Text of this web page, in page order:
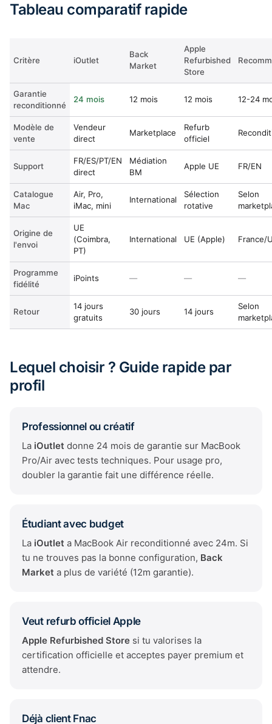
Tableau comparatif rapide
Critère iOutlet
Back
Market
Apple
Refurbished
Store
Garantie
reconditionné
24 mois 12 mois 12 mois 12-24
Modèle de
vente
Vendeur
direct
Marketplace
Refurb
officiel
Support
FR/ES/PT/EN
direct
Médiation
BM
Apple UE FR/EN
Catalogue
Mac
Air, Pro,
iMac, mini
International
Sélection
rotative
Selon
Origine de
l'envoi
UE
(Coimbra,
PT)
International UE (Apple) France/
Programme
fidélité
iPoints — — —
Retour
14 jours
gratuits
30 jours 14 jours
Selon
Lequel choisir ? Guide rapide par
profil
Professionnel ou créatif
La iOutlet donne 24 mois de garantie sur MacBook
Pro/Air avec tests techniques. Pour usage pro,
doubler la garantie fait une différence réelle.
Étudiant avec budget
La iOutlet a MacBook Air reconditionné avec 24m. Si
tu ne trouves pas la bonne configuration, Back
Market a plus de variété (12m garantie).
Veut refurb officiel Apple
Apple Refurbished Store si tu valorises la
certification officielle et acceptes payer premium et
attendre.
Déjà client Fnac